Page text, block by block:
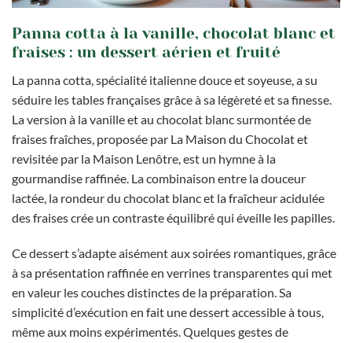
Panna cotta à la vanille, chocolat blanc et
fraises : un dessert aérien et fruité
La panna cotta, spécialité italienne douce et soyeuse, a su
séduire les tables françaises grâce à sa légèreté et sa finesse.
La version à la vanille et au chocolat blanc surmontée de
fraises fraîches, proposée par La Maison du Chocolat et
revisitée par la Maison Lenôtre, est un hymne à la
gourmandise raffinée. La combinaison entre la douceur
lactée, la rondeur du chocolat blanc et la fraîcheur acidulée
des fraises crée un contraste équilibré qui éveille les papilles.
Ce dessert s’adapte aisément aux soirées romantiques, grâce
à sa présentation raffinée en verrines transparentes qui met
en valeur les couches distinctes de la préparation. Sa
simplicité d’exécution en fait une dessert accessible à tous,
même aux moins expérimentés. Quelques gestes de